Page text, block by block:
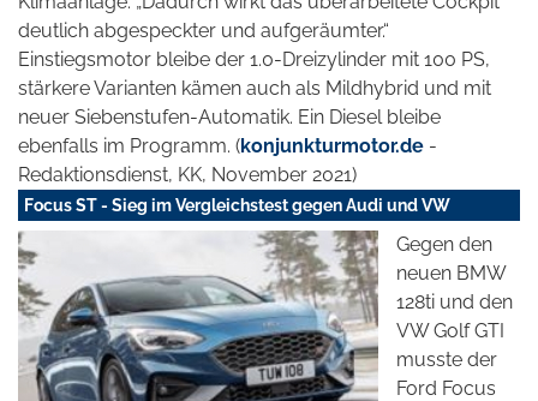
deutlich abgespeckter und aufgeräumter.“
Einstiegsmotor bleibe der 1.0-Dreizylinder mit 100 PS,
stärkere Varianten kämen auch als Mildhybrid und mit
neuer Siebenstufen-Automatik. Ein Diesel bleibe
ebenfalls im Programm. (konjunkturmotor.de -
Redaktionsdienst, KK, November 2021)
Focus ST - Sieg im Vergleichstest gegen Audi und VW
Gegen den
neuen BMW
128ti und den
VW Golf GTI
musste der
Ford Focus